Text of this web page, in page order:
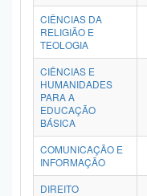
CIÊNCIAS DA
RELIGIÃO E
TEOLOGIA
CIÊNCIAS E
HUMANIDADES
PARA A
EDUCAÇÃO
BÁSICA
COMUNICAÇÃO E
INFORMAÇÃO
DIREITO